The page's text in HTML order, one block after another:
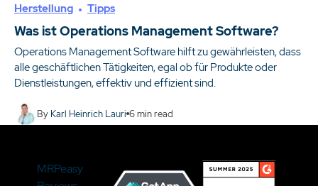
Herstellung Tipps
Was ist Operations Management Software?
Operations Management Software hilft zu gewährleisten, dass
alle geschäftlichen Tätigkeiten, egal ob für Produkte oder
Dienstleistungen, effektiv und effizient sind.
By Karl Heinrich Lauri 6min read
MRPeasy